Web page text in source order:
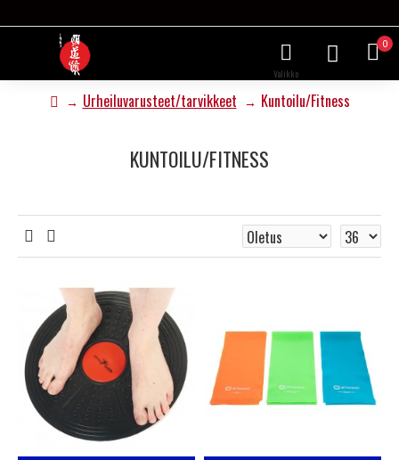
0
Urheiluvarusteet/tarvikkeet Kuntoilu/Fitness
KUNTOILU/FITNESS